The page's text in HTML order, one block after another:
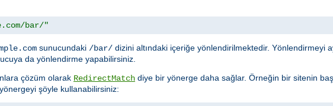
bar/"
sunucundaki /bar/ dizini altındaki içeriğe yönlendirilmektedir. Yönlendirmeyi
da yönlendirme yapabilirsiniz.
çözüm olarak RedirectMatch diye bir yönerge daha sağlar. Örneğin bir sitenin baş
şöyle kullanabilirsiniz: